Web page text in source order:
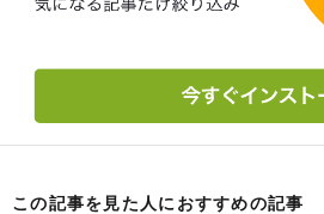
この記事を見た人におすすめの記事